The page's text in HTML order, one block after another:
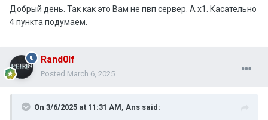
4. Как сумам учавствовать в ивентах? На селфах? П деф,
м. Деф, хаст и с этим пытаться кого-то завалить ...
Добрый день. Так как это Вам не пвп сервер. А х1. Касательно
4 пункта подумаем.
Rand0lf
Posted March 6, 2025
On 3/6/2025 at 11:31 AM, Ans said: